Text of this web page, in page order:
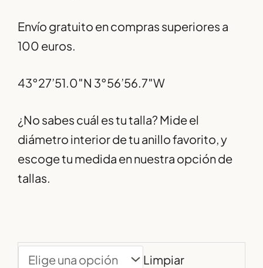
Envío gratuito en compras superiores a
100 euros.
43°27’51.0″N 3°56’56.7″W
¿No sabes cuál es tu talla? Mide el
diámetro interior de tu anillo favorito, y
escoge tu medida en nuestra opción de
tallas.
Limpiar